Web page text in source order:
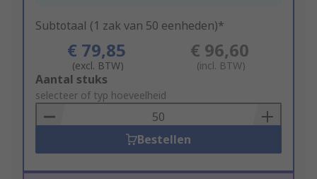
Subtotaal (1 zak van 50 eenheden)*
€ 79,85
(excl. BTW)
€ 96,60
(incl. BTW)
Add
to
Basket
Aantal stuks
selecteer of typ hoeveelheid
Bestellen